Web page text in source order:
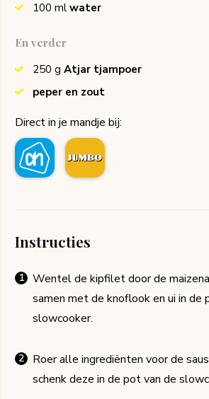
100 ml water
En verder
250 g Atjar tjampoer
peper en zout
Direct in je mandje bij:
Instructies
Wentel de kipfilet door de
samen met de knoflook en ui in de
slowcooker.
Roer alle ingrediënten voor de
schenk deze in de pot van de